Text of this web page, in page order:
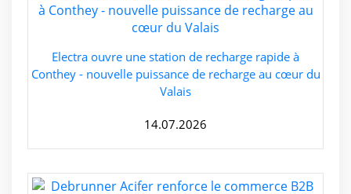
Electra ouvre une station de recharge rapide à
Conthey - nouvelle puissance de recharge au cœur du
Valais
14.07.2026